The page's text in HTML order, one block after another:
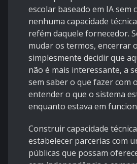
escolar baseado em IA sem
nenhuma capacidade
refém daquele fornecedor.
mudar os termos, encerrar
simplesmente decidir que
não é mais interessante, a
sem saber o que fazer com
entender o que o sistema
enquanto estava em
Construir capacidade
estabelecer parcerias com
públicas que possam